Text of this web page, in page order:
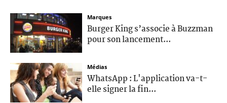
Marques
Burger King s’associe à Buzzman
pour son lancement...
Médias
WhatsApp : L'application va-t-
elle signer la fin...